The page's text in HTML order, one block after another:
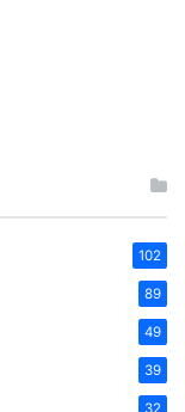
102
89
49
39
32